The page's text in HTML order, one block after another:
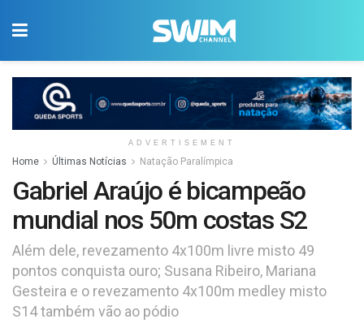
ADVERTISEMENT
Home Últimas Notícias Natação Paralímpica
Gabriel Araújo é bicampeão
mundial nos 50m costas S2
Além dele, revezamento 4x100m livre misto 49
pontos conquista ouro; Susana Ribeiro, Mariana
Gesteira e o revezamento 4x100m medley misto
S14 também vão ao pódio